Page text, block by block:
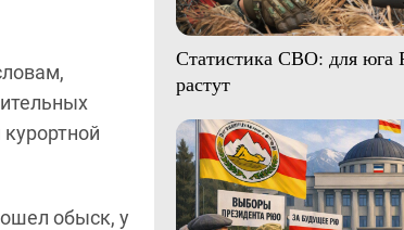
обыск, у
Статистика СВО: для юга
растут